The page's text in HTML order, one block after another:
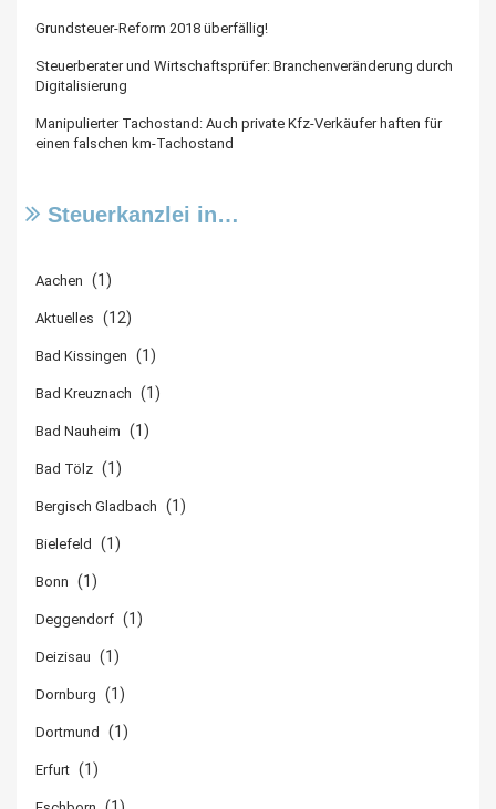
Grundsteuer-Reform 2018 überfällig!
Steuerberater und Wirtschaftsprüfer: Branchenveränderung durch
Digitalisierung
Manipulierter Tachostand: Auch private Kfz-Verkäufer haften für
einen falschen km-Tachostand
Steuerkanzlei in…
Aachen (1)
Aktuelles (12)
Bad Kissingen (1)
Bad Kreuznach (1)
Bad Nauheim (1)
Bad Tölz (1)
Bergisch Gladbach (1)
Bielefeld (1)
Bonn (1)
Deggendorf (1)
Deizisau (1)
Dornburg (1)
Dortmund (1)
Erfurt (1)